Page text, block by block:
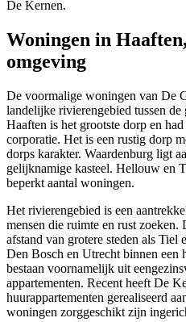
De Kernen.
Woningen in
omgeving
De voormalige woningen van De
landelijke rivierengebied tussen
Haaften is het grootste dorp en
corporatie. Het is een rustig dorp
dorps karakter. Waardenburg ligt
gelijknamige kasteel. Hellouw en
beperkt aantal woningen.
Het rivierengebied is een
mensen die ruimte en rust
afstand van grotere steden als Tiel
Den Bosch en Utrecht binnen een
bestaan voornamelijk uit
appartementen. Recent heeft De
huurappartementen gerealiseerd
woningen zorggeschikt zijn